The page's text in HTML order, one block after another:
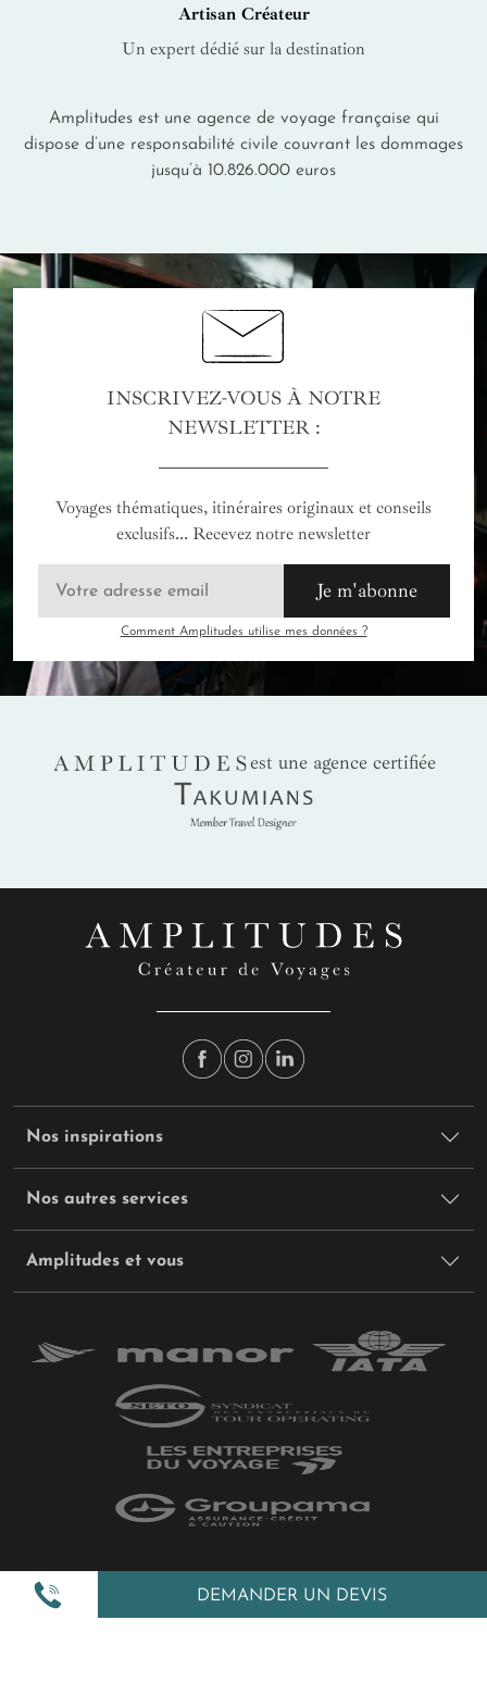
DEMANDER UN DEVIS
Artisan Créateur
Un expert dédié sur la destination
Amplitudes est une agence de voyage française qui
dispose d’une responsabilité civile couvrant les dommages
jusqu’à 10.826.000 euros
INSCRIVEZ-VOUS À NOTRE
NEWSLETTER :
Voyages thématiques, itinéraires originaux et conseils
exclusifs... Recevez notre newsletter
Je m'abonne
Comment Amplitudes utilise mes données ?
AMPLITUDES
est une agence certifiée
Takumians
Nos inspirations
Nos autres services
Amplitudes et vous
Plan du site
Politique de confidentialité